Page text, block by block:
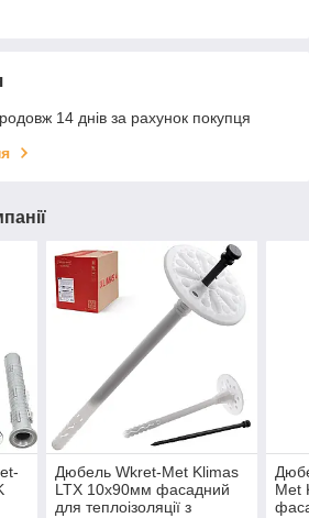
14 днів за рахунок покупця
Дюбель Wkret-Met Klimas
LTX 10х90мм фасадний
для теплоізоляції з
Met